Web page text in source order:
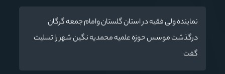
نماینده ولی فقیه در استان گلستان وامام جمعه گرگان
درگذشت موسس حوزه علمیه محمدیه نگین شهر را تسلیت
گفت